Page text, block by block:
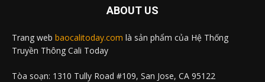
ABOUT US
Trang web baocalitoday.com là sản phẩm của Hệ Thống
Truyền Thông Cali Today
Tòa soạn: 1310 Tully Road #109, San Jose, CA 95122